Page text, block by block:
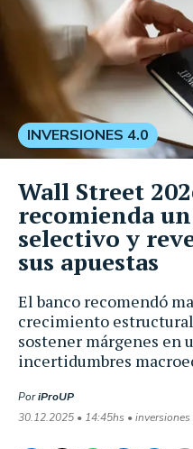
El banco recomendó
crecimiento
sostener márgenes en
incertidumbres
PoriProUP
30.12.2025 • 14:45hs • inversiones
INVERSIONES 4.0
Wall Street
recomienda
selectivo y
sus apuestas